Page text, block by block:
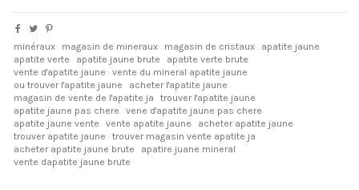
minéraux magasin de mineraux magasin de cristaux
apatite jaune
apatite verte
apatite jaune brute
apatite verte brute
vente d'apatite jaune
vente du mineral apatite jaune
ou trouver l'apatite jaune
acheter l'apatite jaune
magasin de vente de l'apatite ja
trouver l'apatite jaune
apatite jaune pas chere
vene d'apatite jaune pas chere
apatite jaune vente
vente apatite jaune
acheter apatite jaune
trouver apatite jaune
trouver magasin vente apatite ja
acheter apatite jaune brute
apatire juane mineral
vente dapatite jaune brute